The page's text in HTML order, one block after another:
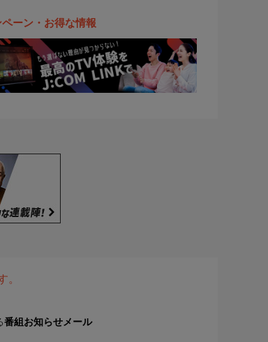
ペーン・お得な情報
。
番組お知らせメール